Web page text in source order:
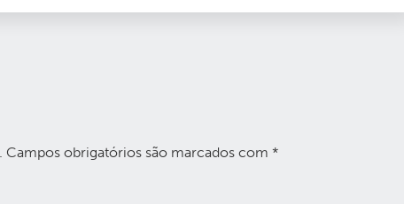
Campos obrigatórios são marcados com *